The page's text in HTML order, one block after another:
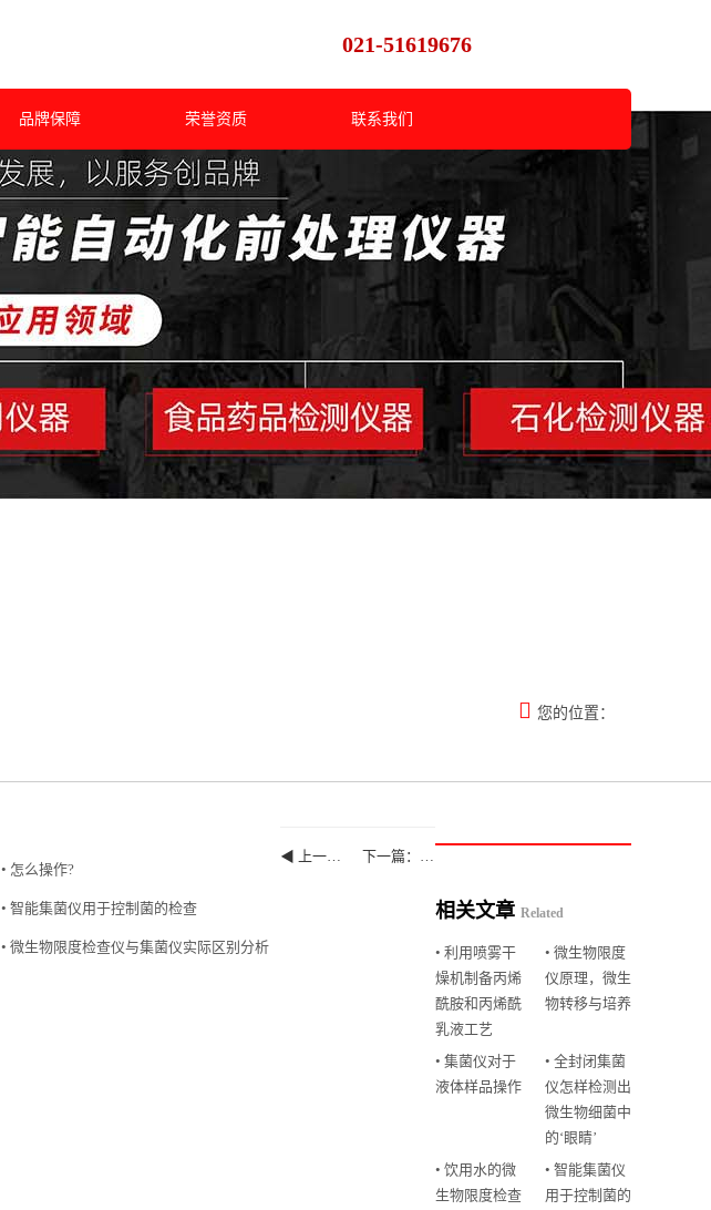
021-51619676
品牌保障 荣誉资质 联系我们
 您的位置：
• 怎么操作?
• 智能集菌仪用于控制菌的检查
• 微生物限度检查仪与集菌仪实际区别分析
◀ 上一篇：使用集菌仪遇到这几种情况不要慌集菌仪厂家 下一篇：智能集菌仪用于控制菌的检查 ▶
相关文章Related
• 利用喷雾干
燥机制备丙烯
酰胺和丙烯酰
乳液工艺
• 微生物限度
仪原理，微生
物转移与培养
• 集菌仪对于
液体样品操作
• 全封闭集菌
仪怎样检测出
微生物细菌中
的‘眼睛’
• 饮用水的微
生物限度检查
• 智能集菌仪
用于控制菌的